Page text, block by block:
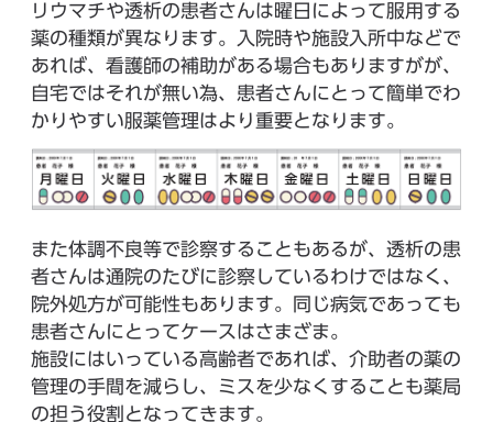
リウマチや透析の患者さんは曜日によって服用する
薬の種類が異なります。入院時や施設入所中などで
あれば、看護師の補助がある場合もありますがが、
自宅ではそれが無い為、患者さんにとって簡単でわ
かりやすい服薬管理はより重要となります。
また体調不良等で診察することもあるが、透析の患
者さんは通院のたびに診察しているわけではなく、
院外処方が可能性もあります。同じ病気であっても
患者さんにとってケースはさまざま。
施設にはいっている高齢者であれば、介助者の薬の
管理の手間を減らし、ミスを少なくすることも薬局
の担う役割となってきます。